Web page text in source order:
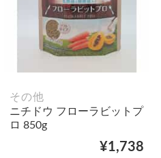
その他
ニチドウ フローラビットプ
ロ 850g
¥1,738